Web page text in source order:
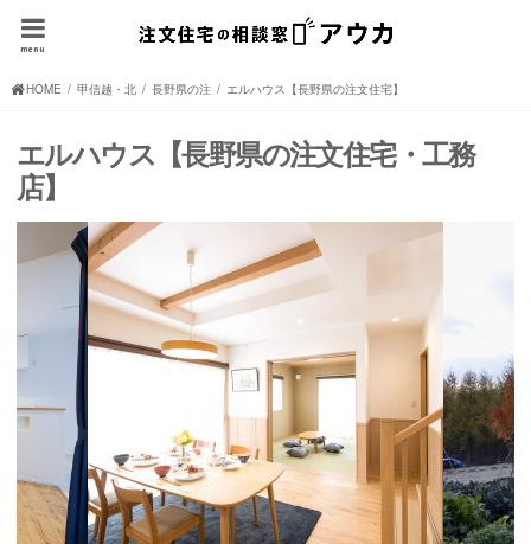
menu
HOME 甲信越・北陸の注文住宅(住宅メーカー、ハウスメーカー)
長野県の注文住宅(住宅メーカー、ハウスメーカー)
エルハウス【長野県の注文住宅】
エルハウス【長野県の注文住宅・工務
店】